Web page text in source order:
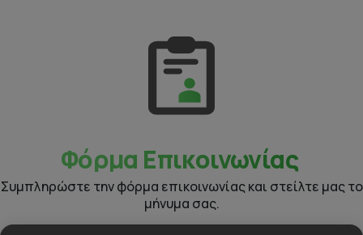
Φόρμα Επικοινωνίας
Συμπληρώστε την φόρμα επικοινωνίας και στείλτε μας το
μήνυμα σας.